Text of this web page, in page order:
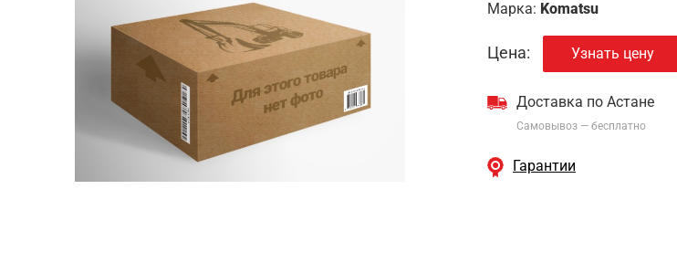
Марка: Komatsu
Цена: Узнать цену
Доставка по Астане
Самовывоз — бесплатно
Гарантии